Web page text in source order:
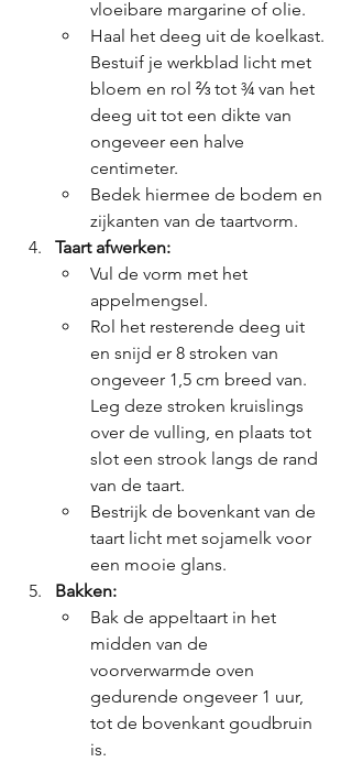
vloeibare margarine of olie.
Haal het deeg uit de koelkast.
Bestuif je werkblad licht met
bloem en rol ⅔ tot ¾ van het
deeg uit tot een dikte van
ongeveer een halve
centimeter.
Bedek hiermee de bodem en
zijkanten van de taartvorm.
Taart afwerken:
Vul de vorm met het
appelmengsel.
Rol het resterende deeg uit
en snijd er 8 stroken van
ongeveer 1,5 cm breed van.
Leg deze stroken kruislings
over de vulling, en plaats tot
slot een strook langs de rand
van de taart.
Bestrijk de bovenkant van de
taart licht met sojamelk voor
een mooie glans.
Bakken:
Bak de appeltaart in het
midden van de
voorverwarmde oven
gedurende ongeveer 1 uur,
tot de bovenkant goudbruin
is.